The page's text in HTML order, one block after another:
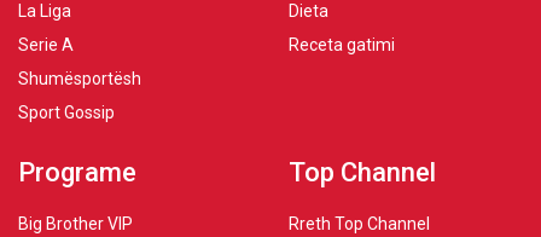
La Liga
Serie A
Shumësportësh
Sport Gossip
Dieta
Receta gatimi
Programe
Big Brother VIP
Top Channel
Rreth Top Channel